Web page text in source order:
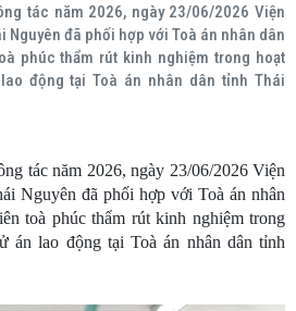
tác năm 2026, ngày 23/06/2026 Viện
Nguyên đã phối hợp với Toà án nhân dân
phúc thẩm rút kinh nghiệm trong hoạt
động tại Toà án nhân dân tỉnh Thái
tác năm 2026, ngày 23/06/2026 Viện
Nguyên đã phối hợp với Toà án nhân
toà phúc thẩm rút kinh nghiệm trong
án lao động tại Toà án nhân dân tỉnh